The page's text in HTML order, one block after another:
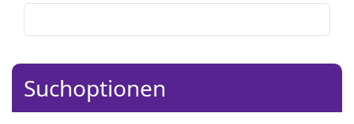
Suchoptionen